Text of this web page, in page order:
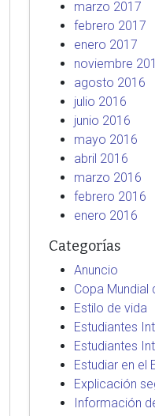
marzo 2017
febrero 2017
enero 2017
noviembre
agosto 2016
julio 2016
junio 2016
mayo 2016
abril 2016
marzo 2016
febrero 2016
enero 2016
Categorías
Anuncio
Copa Mundial
Estilo de vida
Estudiantes
Estudiantes
Estudiar en el
Explicación
Información